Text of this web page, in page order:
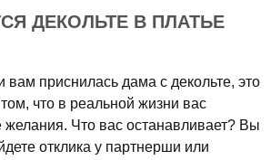
ДЕКОЛЬТЕ В ПЛАТЬЕ
приснилась дама с декольте, это
том, что в реальной жизни вас
Что вас останавливает? Вы
отклика у партнерши или